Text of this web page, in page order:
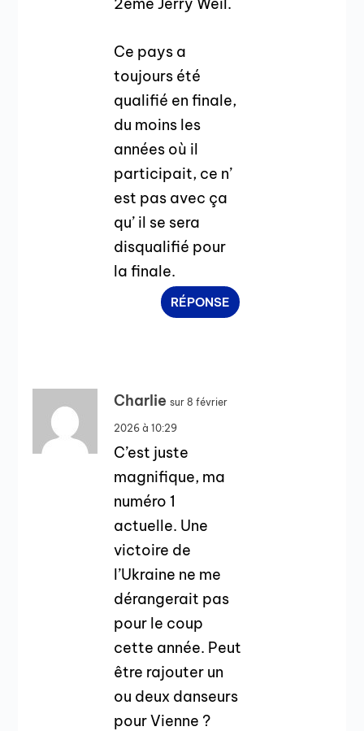
Ce pays a
toujours été
qualifié en finale,
du moins les
années où il
participait, ce n’
est pas avec ça
qu’ il se sera
disqualifié pour
la finale.
RÉPONSE
Charlie sur 8 février
2026 à 10:29
C’est juste
magnifique, ma
numéro 1
actuelle. Une
victoire de
l’Ukraine ne me
dérangerait pas
pour le coup
cette année. Peut
être rajouter un
ou deux danseurs
pour Vienne ?